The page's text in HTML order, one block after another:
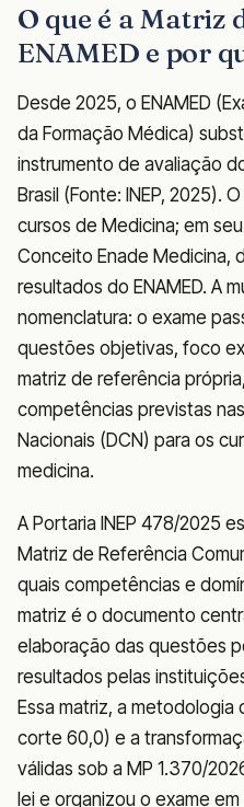
O que é a Matriz
ENAMED e por
Desde 2025, o ENAMED
da Formação Médica)
instrumento de avaliação
Brasil (Fonte: INEP, 2025).
cursos de Medicina; em
Conceito Enade Medicina,
resultados do ENAMED. A
nomenclatura: o exame
questões objetivas, foco
matriz de referência
competências previstas
Nacionais (DCN) para os
medicina.
A Portaria INEP 478/2025
Matriz de Referência
quais competências e
matriz é o documento
elaboração das questões
resultados pelas
Essa matriz, a metodologia
corte 60,0) e a
válidas sob a MP 1.370/
lei e organizou o exame